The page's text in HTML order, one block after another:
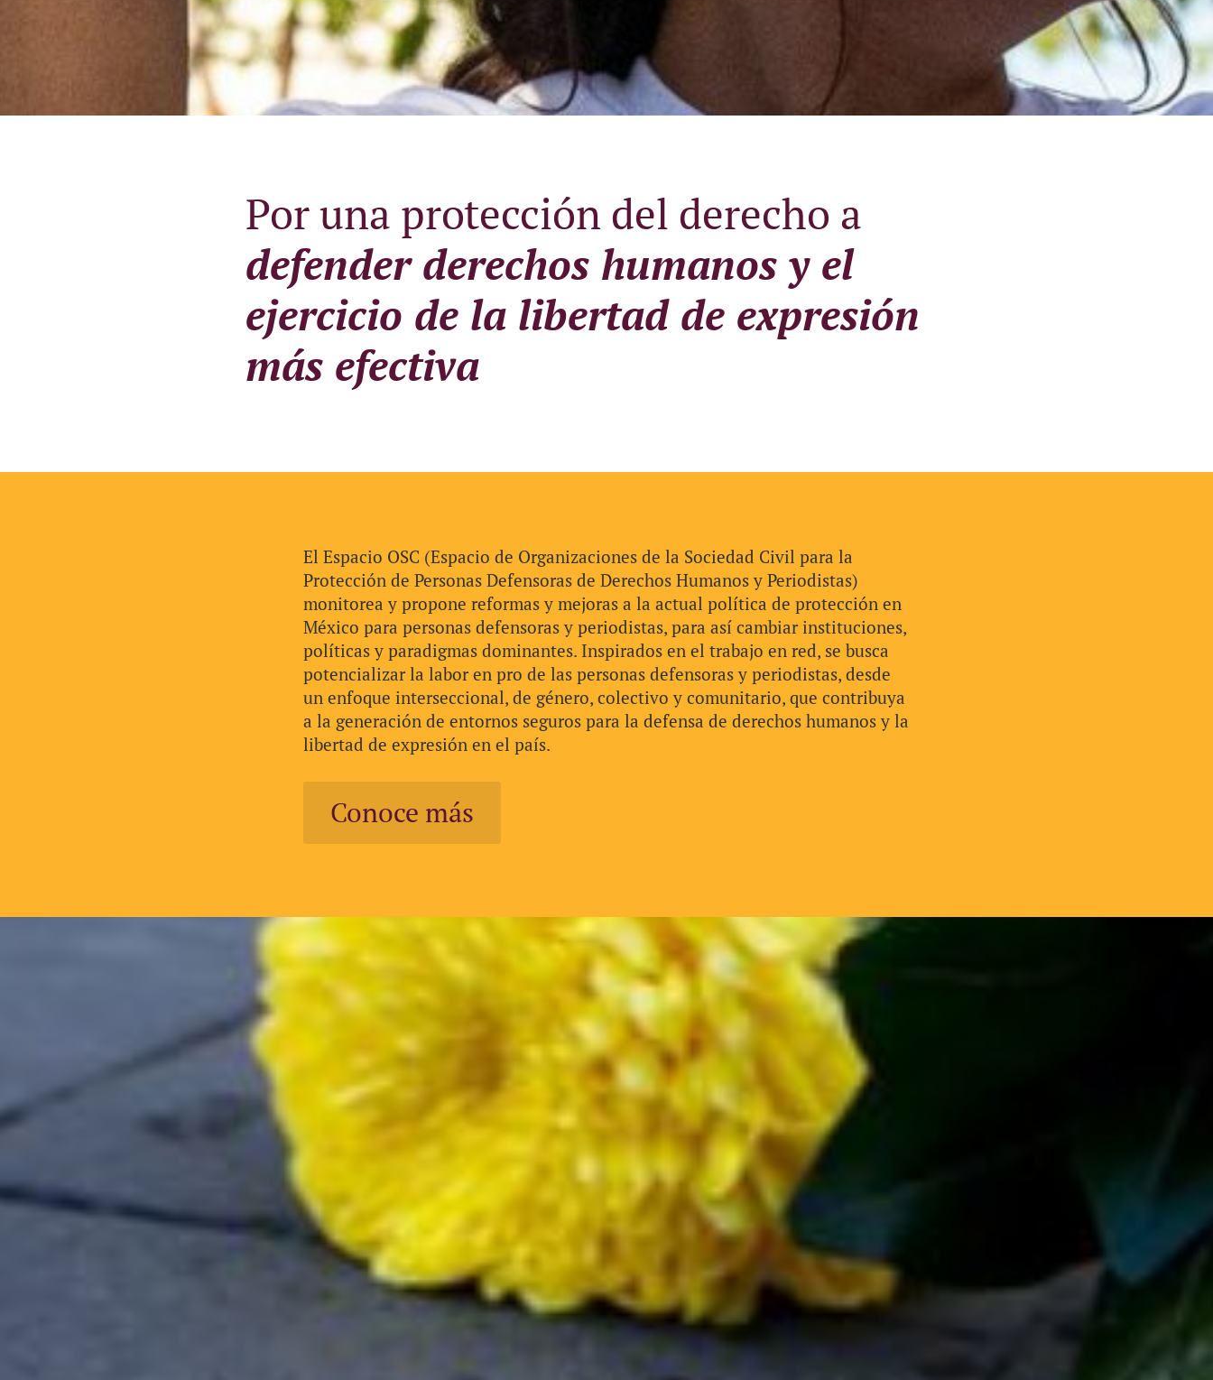
Por una protección del derecho a
defender derechos humanos y el
ejercicio de la libertad de expresión
más efectiva
El Espacio OSC (Espacio de Organizaciones de la Sociedad Civil para la
Protección de Personas Defensoras de Derechos Humanos y Periodistas)
monitorea y propone reformas y mejoras a la actual política de protección en
México para personas defensoras y periodistas, para así cambiar instituciones,
políticas y paradigmas dominantes. Inspirados en el trabajo en red, se busca
potencializar la labor en pro de las personas defensoras y periodistas, desde
un enfoque interseccional, de género, colectivo y comunitario, que contribuya
a la generación de entornos seguros para la defensa de derechos humanos y la
libertad de expresión en el país.
Conoce más